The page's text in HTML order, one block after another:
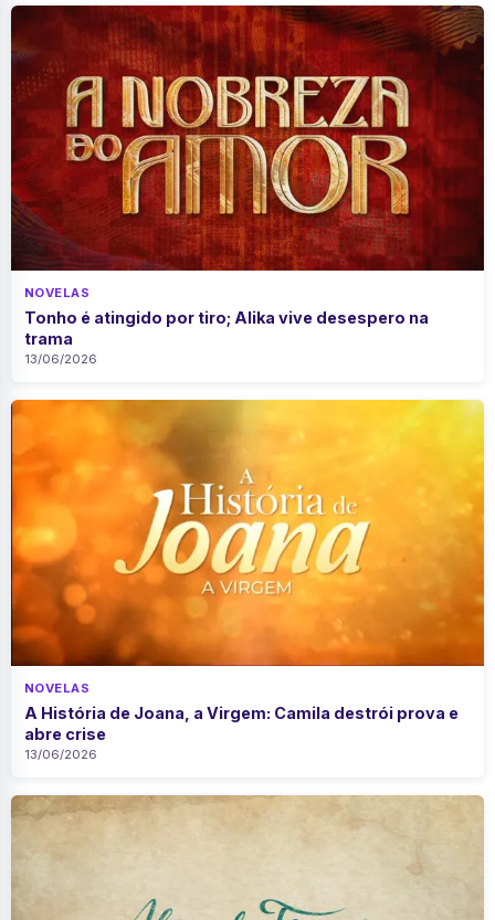
NOVELAS
Tonho é atingido por tiro; Alika vive desespero na
trama
13/06/2026
NOVELAS
A História de Joana, a Virgem: Camila destrói prova e
abre crise
13/06/2026